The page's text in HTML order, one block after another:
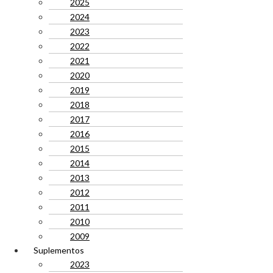
2025
2024
2023
2022
2021
2020
2019
2018
2017
2016
2015
2014
2013
2012
2011
2010
2009
Suplementos
2023